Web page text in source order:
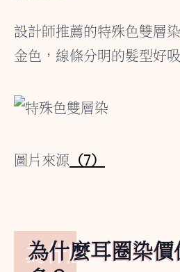
設計師推薦的特殊色雙層
金色，線條分明的髮型好
圖片來源 （7）
為什麼耳圈染